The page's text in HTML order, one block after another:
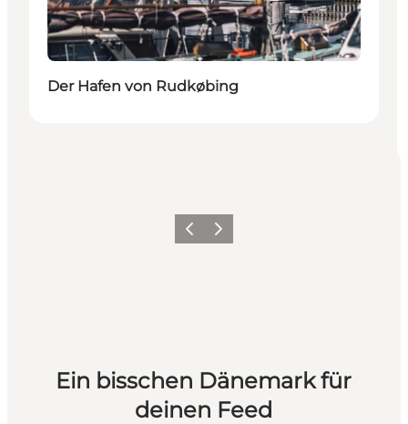
Der Hafen von Rudkøbing
ZurückWeiter
Ein bisschen Dänemark für
deinen Feed